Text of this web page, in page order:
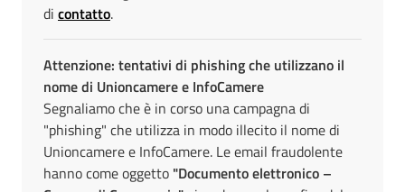
di contatto.
Attenzione: tentativi di phishing che utilizzano il
nome di Unioncamere e InfoCamere
Segnaliamo che è in corso una campagna di
"phishing" che utilizza in modo illecito il nome di
Unioncamere e InfoCamere. Le email fraudolente
hanno come oggetto "Documento elettronico –